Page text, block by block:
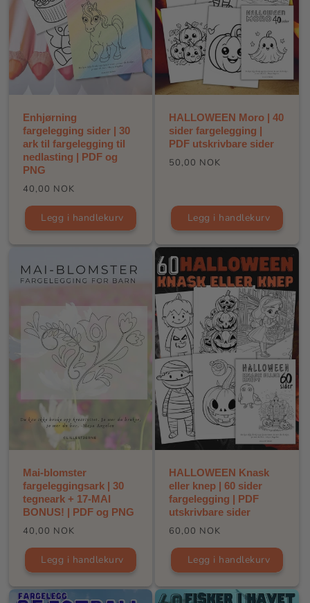
Enhjørning
fargelegging sider | 30
ark til fargelegging til
nedlasting | PDF og
PNG
Vanlig
pris
40,00 NOK
Legg i handlekurv
HALLOWEEN Moro | 40
sider fargelegging |
PDF utskrivbare sider
Vanlig
50,00 NOK
Legg i handlekurv
Mai-blomster
fargeleggingsark | 30
tegneark + 17-MAI
BONUS! | PDF og PNG
Vanlig
pris
40,00 NOK
Legg i handlekurv
HALLOWEEN Knask
eller knep | 60 sider
fargelegging | PDF
utskrivbare sider
Vanlig
pris
60,00 NOK
Legg i handlekurv